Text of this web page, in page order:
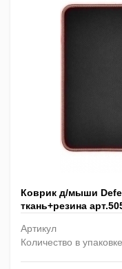
Коврик д/мыши
ткань+резина
Артикул
Количество в упаковке